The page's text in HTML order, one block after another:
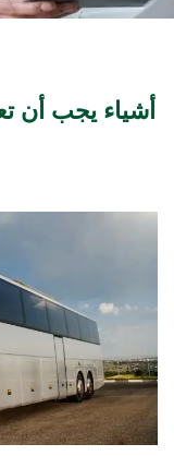
أشياء يجب أن